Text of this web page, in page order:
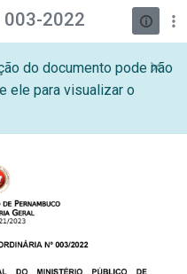
003-2022
do documento pode não
ele para visualizar o